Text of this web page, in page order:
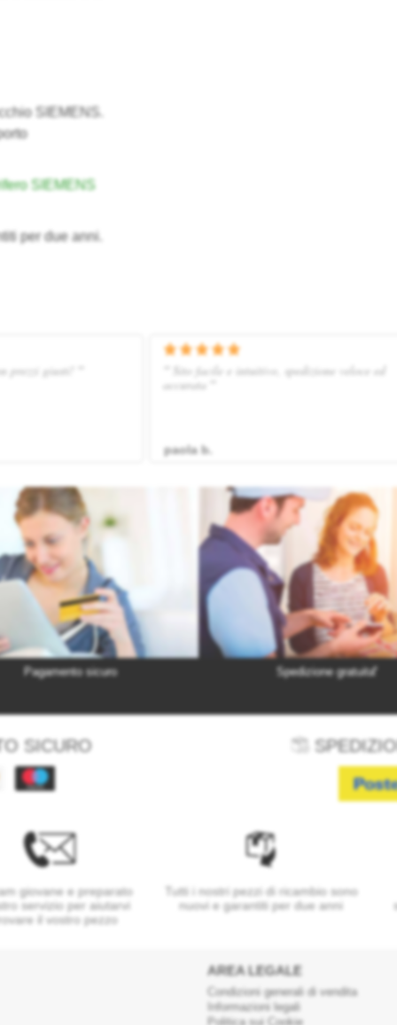
SIEMENS.
SIEMENS
per due anni.
Pagamento sicuro Spedizione gratuita*
SICURO
giovane e preparato
servizio per aiutarvi
il vostro pezzo
Tutti i nostri pezzi di ricambio sono
nuovi e garantiti per due anni
AREA LEGALE
Condizioni generali di vendita
Informazioni legali
Politica sui Cookie